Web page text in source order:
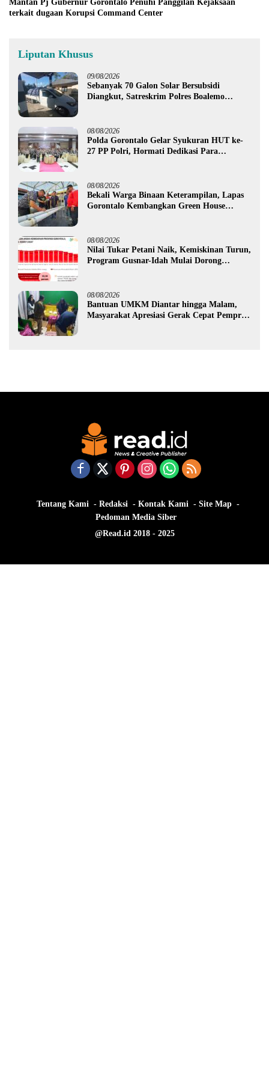
Mantan Pj Gubernur Gorontalo Penuhi Panggilan Kejaksaan
terkait dugaan Korupsi Command Center
Liputan Khusus
09/08/2026
Sebanyak 70 Galon Solar Bersubsidi
Diangkut, Satreskrim Polres Boalemo
08/08/2026
Polda Gorontalo Gelar Syukuran HUT ke-
27 PP Polri, Hormati Dedikasi Para
08/08/2026
Bekali Warga Binaan Keterampilan, Lapas
Gorontalo Kembangkan Green House
08/08/2026
Nilai Tukar Petani Naik, Kemiskinan Turun,
Program Gusnar-Idah Mulai Dorong
08/08/2026
Bantuan UMKM Diantar hingga Malam,
Masyarakat Apresiasi Gerak Cepat Pemprov
Tentang Kami Redaksi Kontak Kami
Site Map
Pedoman Media Siber
@Read.id 2018 - 2025